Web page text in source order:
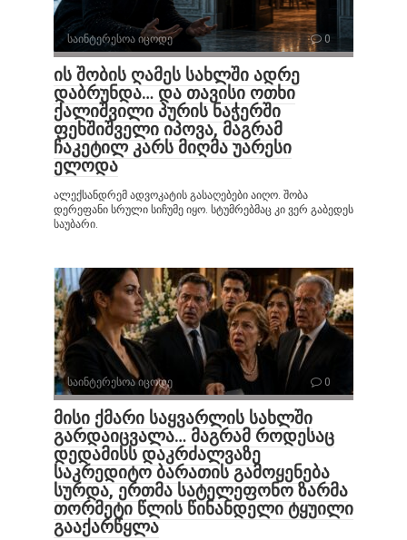
საინტერესოა იცოდე 0
ის შობის ღამეს სახლში ადრე
დაბრუნდა… და თავისი ოთხი
ქალიშვილი პურის ნაჭერში
ფეხშიშველი იპოვა, მაგრამ
ჩაკეტილ კარს მიღმა უარესი
ელოდა
ალექსანდრემ ადვოკატის გასაღებები აიღო. შობა
დერეფანი სრული სიჩუმე იყო. სტუმრებმაც კი ვერ გაბედეს
საუბარი.
საინტერესოა იცოდე 0
მისი ქმარი საყვარლის სახლში
გარდაიცვალა… მაგრამ როდესაც
დედამისს დაკრძალვაზე
საკრედიტო ბარათის გამოყენება
სურდა, ერთმა სატელეფონო ზარმა
თორმეტი წლის წინანდელი ტყუილი
გააქარწყლა